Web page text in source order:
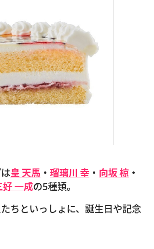
皇 天馬 ・ 瑠璃川 幸 ・ 向坂 椋 ・
好 一成の5種類。
ちといっしょに、誕生日や記念